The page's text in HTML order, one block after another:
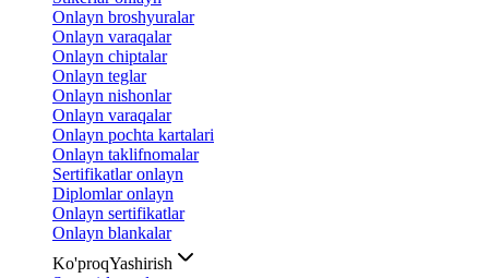
Onlayn broshyuralar
Onlayn varaqalar
Onlayn chiptalar
Onlayn teglar
Onlayn nishonlar
Onlayn varaqalar
Onlayn pochta kartalari
Onlayn taklifnomalar
Sertifikatlar onlayn
Diplomlar onlayn
Onlayn sertifikatlar
Onlayn blankalar
Ko'proqYashirish